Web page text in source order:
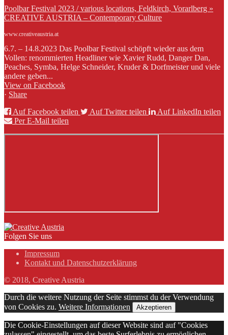
Poolbar Festival 2023 / various locations, Feldkirch, Vorarlberg »
CREATIVE AUSTRIA – Contemporary Culture
www.creativeaustria.at
6.7. – 14.8.2023 Das Poolbar Festival schöpft wieder aus dem
Vollen: renommierten Headliner wie Xavier Rudd, Danger Dan,
Peaches, Symba, Helge Schneider, Kruder & Dorfmeister und viele
andere geben...
View on Facebook
· Share
Auf Facebook teilen
Auf Twitter teilen
Auf LinkedIn teilen
Per E-Mail teilen
Folgen Sie uns
Impressum
Kontakt und Datenschutzerklärung
© 2018, Creative Austria
Durch die weitere Nutzung der Seite stimmst du der Verwendung
von Cookies zu. Weitere Informationen Akzeptieren
Die Cookie-Einstellungen auf dieser Website sind auf "Cookies